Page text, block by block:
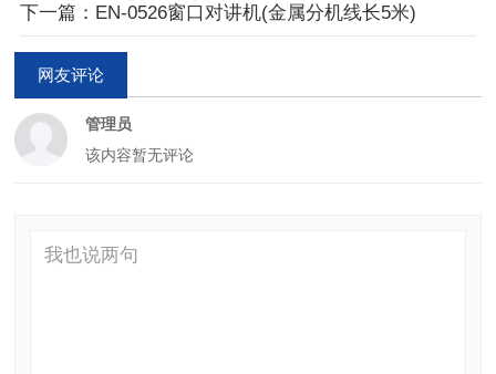
下一篇：EN-0526窗口对讲机(金属分机线长5米)
网友评论
管理员
该内容暂无评论